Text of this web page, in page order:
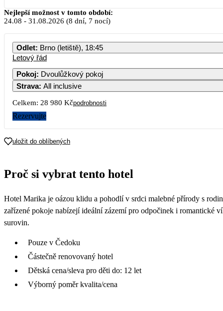
Nejlepší možnost v tomto období:
24.08 - 31.08.2026 (8 dní, 7 nocí)
Odlet: Brno (letiště), 18:45
Letový řád
Pokoj: Dvoulůžkový pokoj
Strava: All inclusive
Celkem: 28 980 Kčpodrobnosti
Rezervujte
uložit do oblíbených
Proč si vybrat tento hotel
Hotel Marika je oázou klidu a pohodlí v srdci malebné přírody s
zařízené pokoje nabízejí ideální zázemí pro odpočinek i romantické
surovin.
Pouze v Čedoku
Částečně renovovaný hotel
Dětská cena/sleva pro děti do: 12 let
Výborný poměr kvalita/cena